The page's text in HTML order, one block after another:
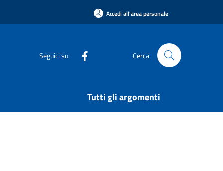
Accedi all'area personale
Seguici su Cerca
Tutti gli argomenti